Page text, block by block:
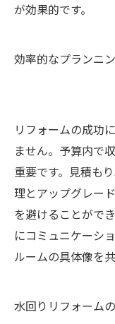
が効果的です。
効率的なプランニ
リフォームの成功
ません。予算内で
重要です。見積も
理とアップグレー
を避けることがで
にコミュニケーシ
ルームの具体像を
水回りリフォーム